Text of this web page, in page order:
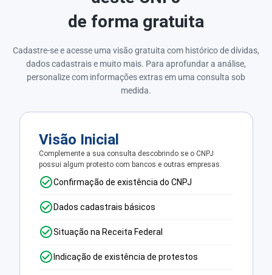
de forma gratuita
Cadastre-se e acesse uma visão gratuita com histórico de dívidas,
dados cadastrais e muito mais. Para aprofundar a análise,
personalize com informações extras em uma consulta sob
medida.
Visão Inicial
Complemente a sua consulta descobrindo se o CNPJ
possui algum protesto com bancos e outras empresas.
Confirmação de existência do CNPJ
Dados cadastrais básicos
Situação na Receita Federal
Indicação de existência de protestos